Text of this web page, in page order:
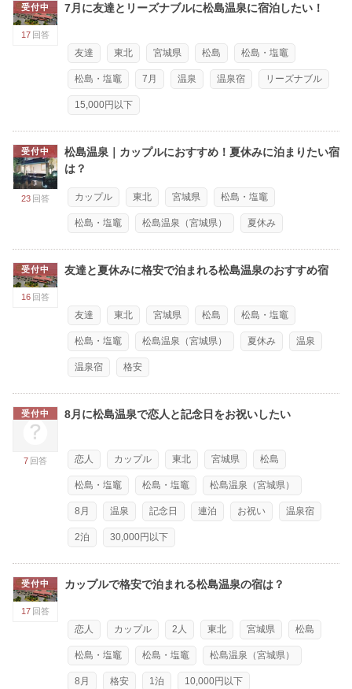
受付中
17 回答
7月に友達とリーズナブルに松島温泉に宿泊したい！
友達 東北 宮城県 松島 松島・塩竈
松島・塩竈 7月 温泉 温泉宿 リーズナブル
15,000円以下
受付中
23 回答
松島温泉｜カップルにおすすめ！夏休みに泊まりたい宿
は？
カップル 東北 宮城県 松島・塩竈
松島・塩竈 松島温泉（宮城県） 夏休み
受付中
16 回答
友達と夏休みに格安で泊まれる松島温泉のおすすめ宿
友達 東北 宮城県 松島 松島・塩竈
松島・塩竈 松島温泉（宮城県） 夏休み 温泉
温泉宿 格安
受付中
7 回答
8月に松島温泉で恋人と記念日をお祝いしたい
恋人 カップル 東北 宮城県 松島
松島・塩竈 松島・塩竈 松島温泉（宮城県）
8月 温泉 記念日 連泊 お祝い 温泉宿
2泊 30,000円以下
受付中
17 回答
カップルで格安で泊まれる松島温泉の宿は？
恋人 カップル 2人 東北 宮城県 松島
松島・塩竈 松島・塩竈 松島温泉（宮城県）
8月 格安 1泊 10,000円以下